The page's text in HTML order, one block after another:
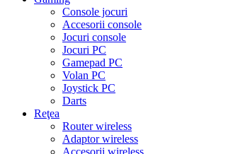
Console jocuri
Accesorii console
Jocuri console
Jocuri PC
Gamepad PC
Volan PC
Joystick PC
Darts
Reţea
Router wireless
Adaptor wireless
Accesorii wireless